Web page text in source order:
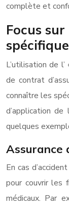
complète et
Focus
L’utilisation de
de contrat
connaître les
d’application de
quelques
Assurance
En cas
pour couvrir les
médicaux. Par